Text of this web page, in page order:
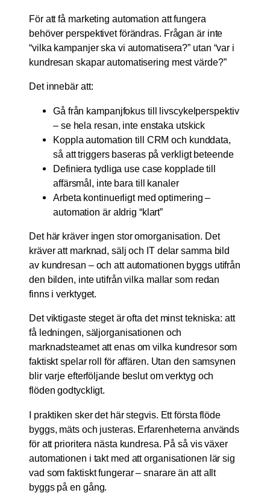
För att få marketing automation att fungera
behöver perspektivet förändras. Frågan är inte
“vilka kampanjer ska vi automatisera?” utan “var i
kundresan skapar automatisering mest värde?”
Det innebär att:
Gå från kampanjfokus till livscykelperspektiv
– se hela resan, inte enstaka utskick
Koppla automation till CRM och kunddata,
så att triggers baseras på verkligt beteende
Definiera tydliga use case kopplade till
affärsmål, inte bara till kanaler
Arbeta kontinuerligt med optimering –
automation är aldrig “klart”
Det här kräver ingen stor omorganisation. Det
kräver att marknad, sälj och IT delar samma bild
av kundresan – och att automationen byggs utifrån
den bilden, inte utifrån vilka mallar som redan
finns i verktyget.
Det viktigaste steget är ofta det minst tekniska: att
få ledningen, säljorganisationen och
marknadsteamet att enas om vilka kundresor som
faktiskt spelar roll för affären. Utan den samsynen
blir varje efterföljande beslut om verktyg och
flöden godtyckligt.
I praktiken sker det här stegvis. Ett första flöde
byggs, mäts och justeras. Erfarenheterna används
för att prioritera nästa kundresa. På så vis växer
automationen i takt med att organisationen lär sig
vad som faktiskt fungerar – snarare än att allt
byggs på en gång.